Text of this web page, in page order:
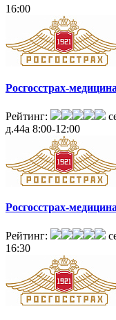
16:00
Росгосстрах-
Рейтинг:
д.44а 8:00-12:00
Росгосстрах-
Рейтинг:
16:30